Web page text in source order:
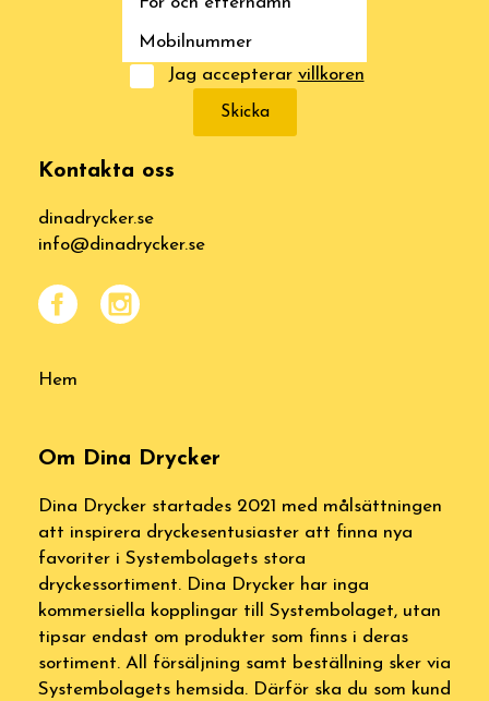
Jag accepterar villkoren
Skicka
Kontakta oss
dinadrycker.se
info@dinadrycker.se
Hem
Om Dina Drycker
Dina Drycker startades 2021 med målsättningen
att inspirera dryckesentusiaster att finna nya
favoriter i Systembolagets stora
dryckessortiment. Dina Drycker har inga
kommersiella kopplingar till Systembolaget, utan
tipsar endast om produkter som finns i deras
sortiment. All försäljning samt beställning sker via
Systembolagets hemsida. Därför ska du som kund